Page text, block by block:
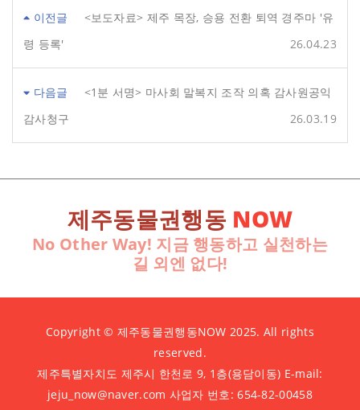
이전글
<보도자료> 제주 목장, 승용 전환 퇴역 경주마 '유
령 등록'
26.04.23
다음글
<1분 서명> 마사회 말복지 조작 의혹 감사원공익
감사청구
26.03.19
제주동물권행동 NOW
No Other Way! 지금 행동하고 실천하는
길 외엔 없다!
Copyright © 제주동물권행동NOW 2025. All rights
reserved.
제주특별자치도 제주시 한천로 9, 1층(용담이동) E-mail:
jeju_now@naver.com 사업자 번호: 654-82-00458